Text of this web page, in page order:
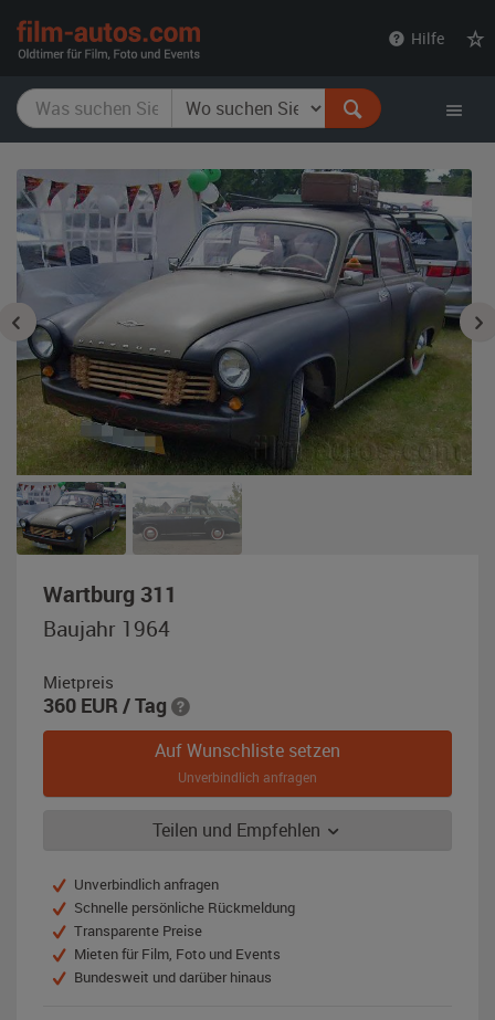
Hilfe
Wartburg 311
/
schwarz
Baujahr 1964
Mietpreis
360 EUR / Tag
Auf Wunschliste setzen
Unverbindlich anfragen
Teilen und Empfehlen
Unverbindlich anfragen
Schnelle persönliche Rückmeldung
Transparente Preise
Mieten für Film, Foto und Events
Bundesweit und darüber hinaus